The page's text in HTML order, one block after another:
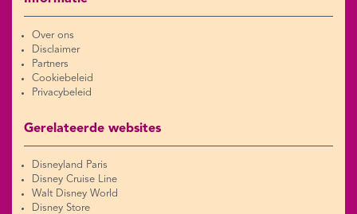
Over ons
Disclaimer
Partners
Cookiebeleid
Privacybeleid
Gerelateerde websites
Disneyland Paris
Disney Cruise Line
Walt Disney World
Disney Store